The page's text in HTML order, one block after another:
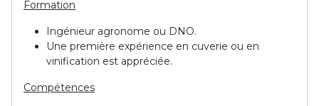
Formation
Ingénieur agronome ou DNO.
Une première expérience en cuverie ou en
vinification est appréciée.
Compétences